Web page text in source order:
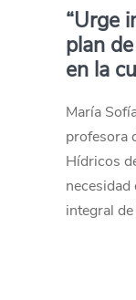
“Urge
plan
en la
María
profesora
Hídricos
integral